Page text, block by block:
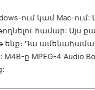
ում կամ Mac-
համար: Այս
ենք։ Դա
ը MPEG-4 Audio